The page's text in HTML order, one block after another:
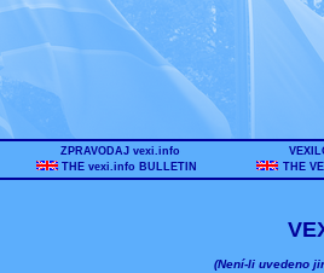
ZPRAVODAJ vexi.info
THE vexi.info BULLETIN
THE
(Není-li uvedeno